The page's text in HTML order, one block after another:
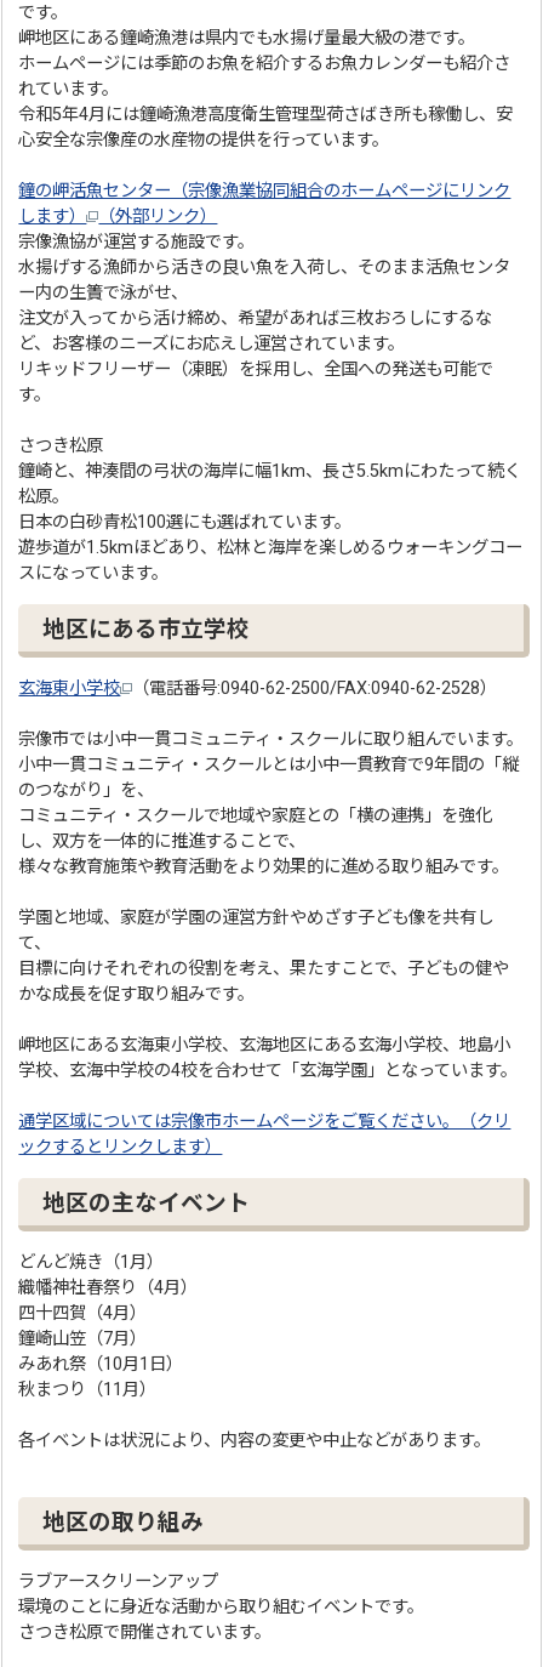
です。
岬地区にある鐘崎漁港は県内でも水揚げ量最大級の港です。
ホームページには季節のお魚を紹介するお魚カレンダーも紹介さ
れています。
令和5年4月には鐘崎漁港高度衛生管理型荷さばき所も稼働し、安
心安全な宗像産の水産物の提供を行っています。
鐘の岬活魚センター（宗像漁業協同組合のホームページにリンク
します）
（外部リンク）
宗像漁協が運営する施設です。
水揚げする漁師から活きの良い魚を入荷し、そのまま活魚センタ
ー内の生簀で泳がせ、
注文が入ってから活け締め、希望があれば三枚おろしにするな
ど、お客様のニーズにお応えし運営されています。
リキッドフリーザー（凍眠）を採用し、全国への発送も可能で
す。
さつき松原
鐘崎と、神湊間の弓状の海岸に幅1km、長さ5.5kmにわたって続く
松原。
日本の白砂青松100選にも選ばれています。
遊歩道が1.5kmほどあり、松林と海岸を楽しめるウォーキングコー
スになっています。
地区にある市立学校
玄海東小学校 （電話番号:0940-62-2500/FAX:0940-62-2528）
宗像市では小中一貫コミュニティ・スクールに取り組んでいます。
小中一貫コミュニティ・スクールとは小中一貫教育で9年間の「縦
のつながり」を、
コミュニティ・スクールで地域や家庭との「横の連携」を強化
し、双方を一体的に推進することで、
様々な教育施策や教育活動をより効果的に進める取り組みです。
学園と地域、家庭が学園の運営方針やめざす子ども像を共有し
て、
目標に向けそれぞれの役割を考え、果たすことで、子どもの健や
かな成長を促す取り組みです。
岬地区にある玄海東小学校、玄海地区にある玄海小学校、地島小
学校、玄海中学校の4校を合わせて「玄海学園」となっています。
通学区域については宗像市ホームページをご覧ください。（クリ
ックするとリンクします）
地区の主なイベント
どんど焼き（1月）
織幡神社春祭り（4月）
四十四賀（4月）
鐘崎山笠（7月）
みあれ祭（10月1日）
秋まつり（11月）
各イベントは状況により、内容の変更や中止などがあります。
地区の取り組み
ラブアースクリーンアップ
環境のことに身近な活動から取り組むイベントです。
さつき松原で開催されています。